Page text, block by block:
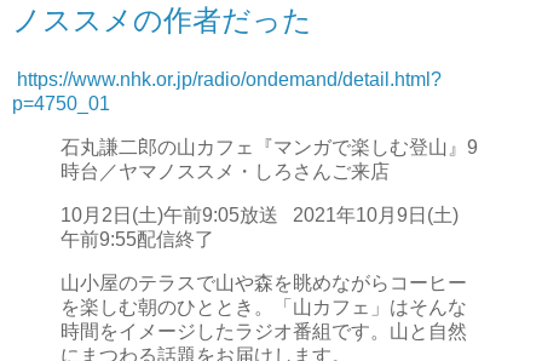
ノススメの作者だった
https://www.nhk.or.jp/radio/ondemand/detail.html?
p=4750_01
石丸謙二郎の山カフェ『マンガで楽しむ登山』9
時台／ヤマノススメ・しろさんご来店
10月2日(土)午前9:05放送
2021年10月9日(土)
午前9:55配信終了
山小屋のテラスで山や森を眺めながらコーヒー
を楽しむ朝のひととき。「山カフェ」はそんな
時間をイメージしたラジオ番組です。山と自然
にまつわる話題をお届けします。